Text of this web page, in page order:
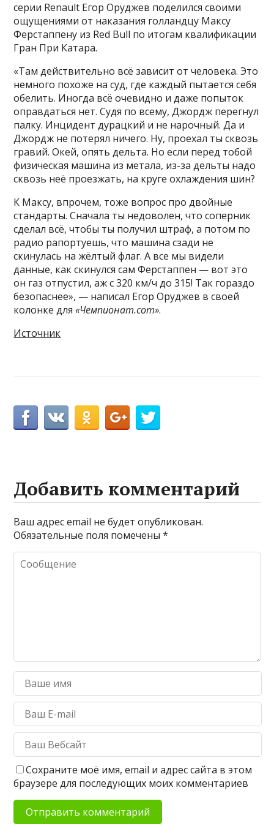
серии Renault Егор Оруджев поделился своими
ощущениями от наказания голландцу Максу
Ферстаппену из Red Bull по итогам квалификации
Гран При Катара.
«Там действительно всё зависит от человека. Это
немного похоже на суд, где каждый пытается себя
обелить. Иногда всё очевидно и даже попыток
оправдаться нет. Судя по всему, Джордж перегнул
палку. Инцидент дурацкий и не нарочный. Да и
Джордж не потерял ничего. Ну, проехал ты сквозь
гравий. Окей, опять дельта. Но если перед тобой
физическая машина из метала, из-за дельты надо
сквозь неё проезжать, на круге охлаждения шин?
К Максу, впрочем, тоже вопрос про двойные
стандарты. Сначала ты недоволен, что соперник
сделал всё, чтобы ты получил штраф, а потом по
радио рапортуешь, что машина сзади не
скинулась на жёлтый флаг. А все мы видели
данные, как скинулся сам Ферстаппен — вот это
он газ отпустил, аж с 320 км/ч до 315! Так гораздо
безопаснее», — написал Егор Оруджев в своей
колонке для«Чемпионат.com».
Источник
Добавить комментарий
Ваш адрес email не будет опубликован.
Обязательные поля помечены*
Сохраните моё имя, email и адрес сайта в этом
браузере для последующих моих комментариев